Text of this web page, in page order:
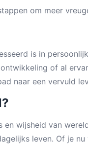
om meer
is in
of al
naar een vervuld
en wijsheid van
leven. Of je